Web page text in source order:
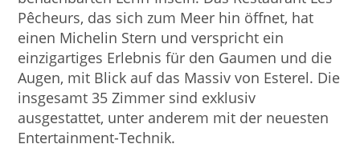
Pêcheurs, das sich zum Meer hin öffnet, hat
einen Michelin Stern und verspricht ein
einzigartiges Erlebnis für den Gaumen und die
Augen, mit Blick auf das Massiv von Esterel. Die
insgesamt 35 Zimmer sind exklusiv
ausgestattet, unter anderem mit der neuesten
Entertainment-Technik.